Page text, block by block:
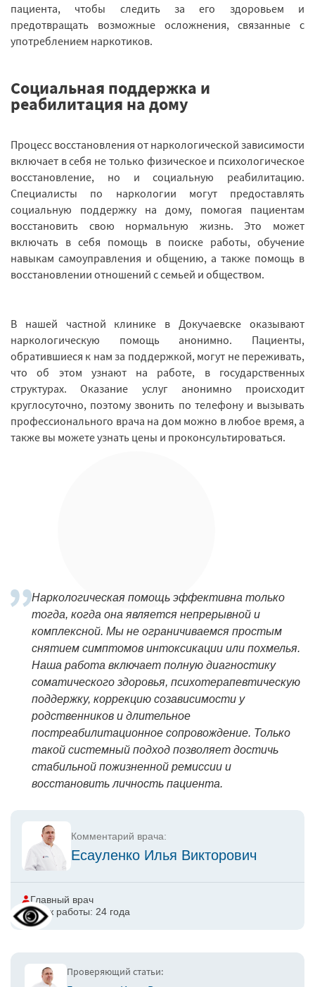
пациента, чтобы следить за его здоровьем и
предотвращать возможные осложнения, связанные с
употреблением наркотиков.
Социальная поддержка и
реабилитация на дому
Процесс восстановления от наркологической зависимости
включает в себя не только физическое и психологическое
восстановление, но и социальную реабилитацию.
Специалисты по наркологии могут предоставлять
социальную поддержку на дому, помогая пациентам
восстановить свою нормальную жизнь. Это может
включать в себя помощь в поиске работы, обучение
навыкам самоуправления и общению, а также помощь в
восстановлении отношений с семьей и обществом.
В нашей частной клинике в Докучаевске оказывают
наркологическую помощь анонимно. Пациенты,
обратившиеся к нам за поддержкой, могут не переживать,
что об этом узнают на работе, в государственных
структурах. Оказание услуг анонимно происходит
круглосуточно, поэтому звонить по телефону и вызывать
профессионального врача на дом можно в любое время, а
также вы можете узнать цены и проконсультироваться.
Наркологическая помощь эффективна только
тогда, когда она является непрерывной и
комплексной. Мы не ограничиваемся простым
снятием симптомов интоксикации или похмелья.
Наша работа включает полную диагностику
соматического здоровья, психотерапевтическую
поддержку, коррекцию созависимости у
родственников и длительное
постреабилитационное сопровождение. Только
такой системный подход позволяет достичь
стабильной пожизненной ремиссии и
восстановить личность пациента.
Комментарий врача:
Есауленко Илья Викторович
Главный врач
Стаж работы: 24 года
Проверяющий статьи: